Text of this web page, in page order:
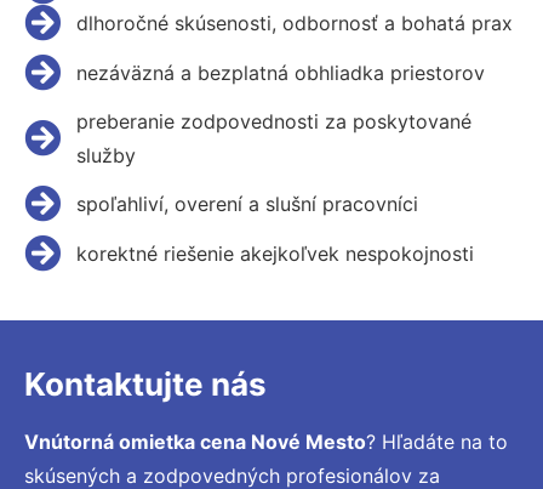
dlhoročné skúsenosti, odbornosť a bohatá prax
nezáväzná a bezplatná obhliadka priestorov
preberanie zodpovednosti za poskytované
služby
spoľahliví, overení a slušní pracovníci
korektné riešenie akejkoľvek nespokojnosti
Kontaktujte nás
Vnútorná omietka cena Nové Mesto? Hľadáte na to
skúsených a zodpovedných profesionálov za